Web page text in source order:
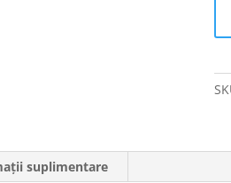
suplimentare